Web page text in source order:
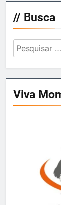
// Busca
Pesquisar
por:
Viva